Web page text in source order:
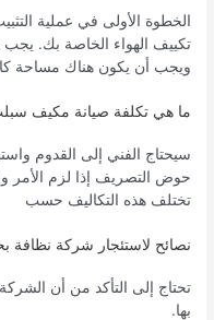
الخطوة الأولى في عملية
تكييف الهواء الخاصة بك. يجب
ويجب أن يكون هناك مساحة
ما هي تكلفة صيانة مكيف
سيحتاج الفني إلى القدوم
حوض التصريف إذا لزم الأمر
تختلف هذه التكاليف حسب
نصائح لاستئجار شركة نظافة
تحتاج إلى التأكد من أن
بها.